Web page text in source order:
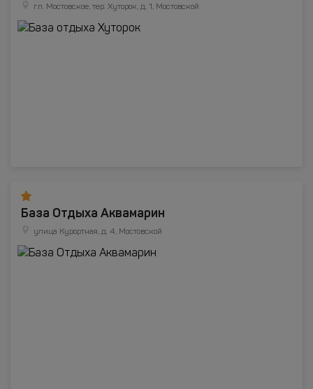
г.п. Мостовское, тер. Хуторок, д. 1, Мостовской
База Отдыха Аквамарин
улица Курортная, д. 4, Мостовской